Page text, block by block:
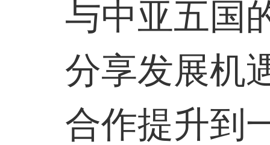
与中亚五国
分享发展机
合作提升到